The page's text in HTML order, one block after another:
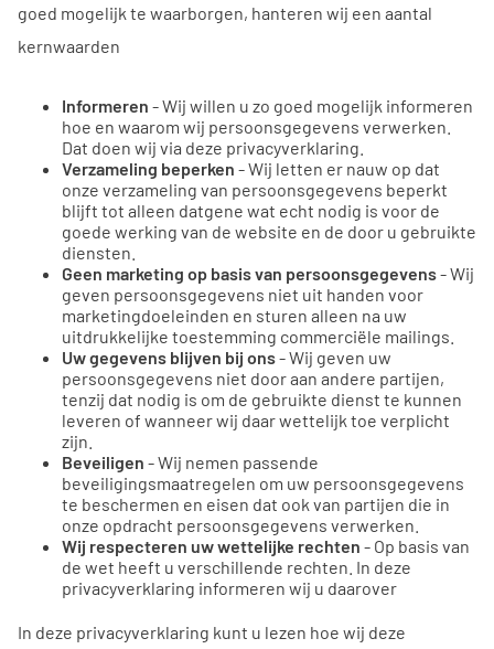
goed mogelijk te waarborgen, hanteren wij een aantal
kernwaarden
Informeren - Wij willen u zo goed mogelijk informeren
hoe en waarom wij persoonsgegevens verwerken.
Dat doen wij via deze privacyverklaring.
Verzameling beperken - Wij letten er nauw op dat
onze verzameling van persoonsgegevens beperkt
blijft tot alleen datgene wat echt nodig is voor de
goede werking van de website en de door u gebruikte
diensten.
Geen marketing op basis van persoonsgegevens- Wij
geven persoonsgegevens niet uit handen voor
marketingdoeleinden en sturen alleen na uw
uitdrukkelijke toestemming commerciële mailings.
Uw gegevens blijven bij ons- Wij geven uw
persoonsgegevens niet door aan andere partijen,
tenzij dat nodig is om de gebruikte dienst te kunnen
leveren of wanneer wij daar wettelijk toe verplicht
zijn.
Beveiligen - Wij nemen passende
beveiligingsmaatregelen om uw persoonsgegevens
te beschermen en eisen dat ook van partijen die in
onze opdracht persoonsgegevens verwerken.
Wij respecteren uw wettelijke rechten - Op basis van
de wet heeft u verschillende rechten. In deze
privacyverklaring informeren wij u daarover
In deze privacyverklaring kunt u lezen hoe wij deze